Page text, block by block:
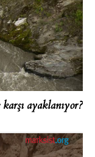
ayaklanıyor?